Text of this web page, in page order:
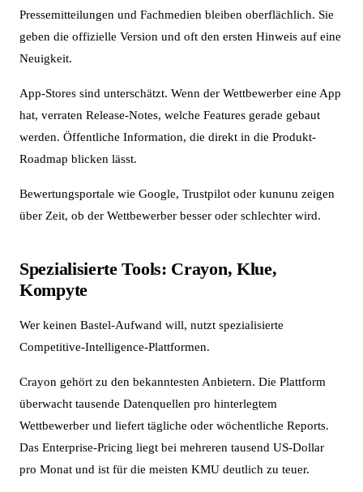
Pressemitteilungen und Fachmedien bleiben oberflächlich. Sie
geben die offizielle Version und oft den ersten Hinweis auf eine
Neuigkeit.
App-Stores sind unterschätzt. Wenn der Wettbewerber eine App
hat, verraten Release-Notes, welche Features gerade gebaut
werden. Öffentliche Information, die direkt in die Produkt-
Roadmap blicken lässt.
Bewertungsportale wie Google, Trustpilot oder kununu zeigen
über Zeit, ob der Wettbewerber besser oder schlechter wird.
Spezialisierte Tools: Crayon, Klue,
Kompyte
Wer keinen Bastel-Aufwand will, nutzt spezialisierte
Competitive-Intelligence-Plattformen.
Crayon gehört zu den bekanntesten Anbietern. Die Plattform
überwacht tausende Datenquellen pro hinterlegtem
Wettbewerber und liefert tägliche oder wöchentliche Reports.
Das Enterprise-Pricing liegt bei mehreren tausend US-Dollar
pro Monat und ist für die meisten KMU deutlich zu teuer.